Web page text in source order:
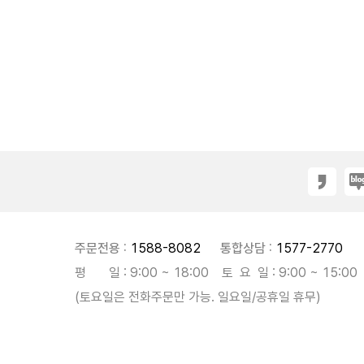
주문전용 : 1588-8082 통합상담 : 1577-2770
평 일 : 9:00 ~ 18:00 토 요 일 : 9:00 ~ 15:00
(토요일은 전화주문만 가능. 일요일/공휴일 휴무)